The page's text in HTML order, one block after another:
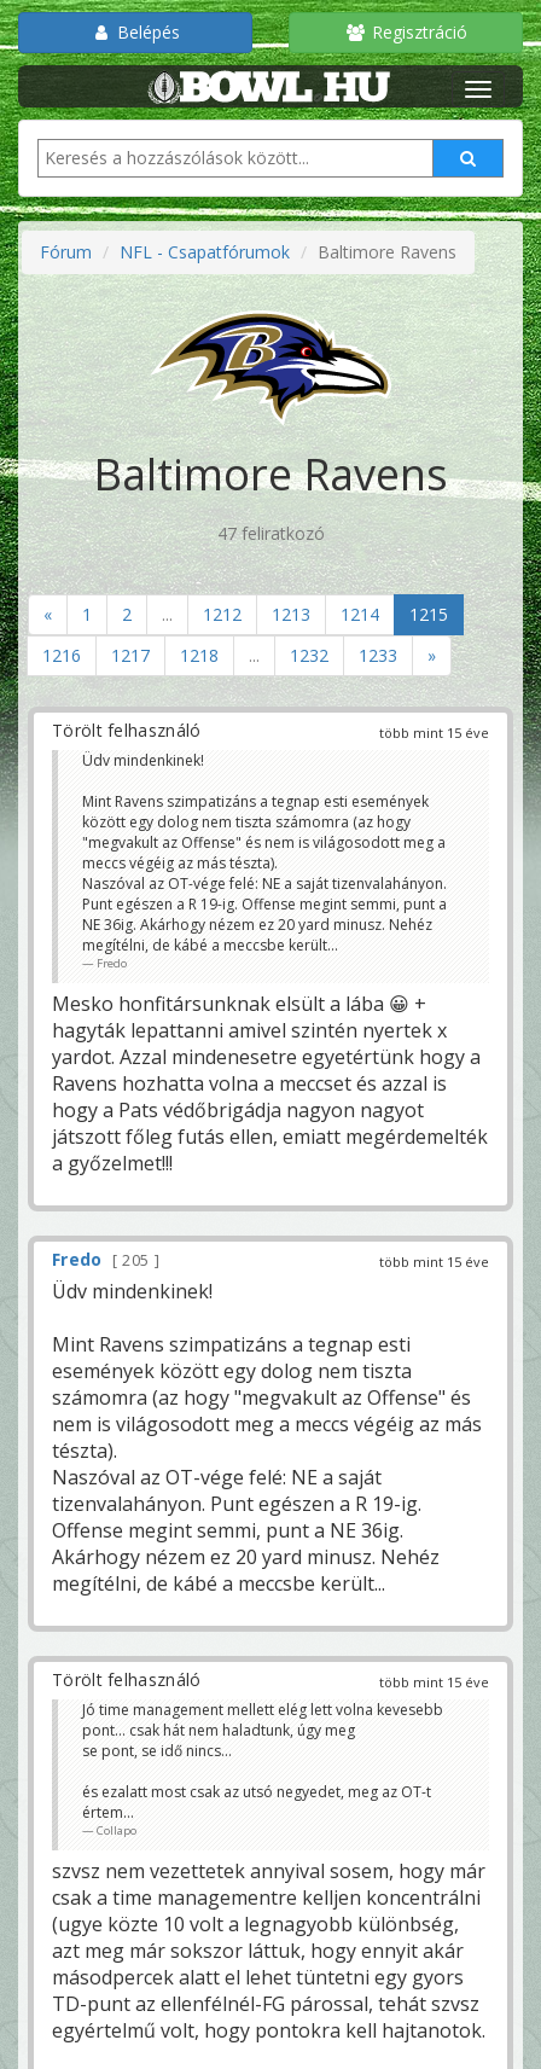
Belépés Regisztráció
Fórum NFL - Csapatfórumok Baltimore Ravens
Baltimore Ravens
47 feliratkozó
« 1 2 ... 1212 1213 1214
1215
1216
1217 1218 ... 1232 1233 »
több mint 15 éve
Törölt felhasználó
Üdv mindenkinek!
Mint Ravens szimpatizáns a tegnap esti események
között egy dolog nem tiszta számomra (az hogy
"megvakult az Offense" és nem is világosodott meg a
meccs végéig az más tészta).
Naszóval az OT-vége felé: NE a saját tizenvalahányon.
Punt egészen a R 19-ig. Offense megint semmi, punt a
NE 36ig. Akárhogy nézem ez 20 yard minusz. Nehéz
megítélni, de kábé a meccsbe került...
Fredo
Mesko honfitársunknak elsült a lába 😀 +
hagyták lepattanni amivel szintén nyertek x
yardot. Azzal mindenesetre egyetértünk hogy a
Ravens hozhatta volna a meccset és azzal is
hogy a Pats védőbrigádja nagyon nagyot
játszott főleg futás ellen, emiatt megérdemelték
a győzelmet!!!
több mint 15 éve
Fredo 205
Üdv mindenkinek!
Mint Ravens szimpatizáns a tegnap esti
események között egy dolog nem tiszta
számomra (az hogy "megvakult az Offense" és
nem is világosodott meg a meccs végéig az más
tészta).
Naszóval az OT-vége felé: NE a saját
tizenvalahányon. Punt egészen a R 19-ig.
Offense megint semmi, punt a NE 36ig.
Akárhogy nézem ez 20 yard minusz. Nehéz
megítélni, de kábé a meccsbe került...
több mint 15 éve
Törölt felhasználó
Jó time management mellett elég lett volna kevesebb
pont... csak hát nem haladtunk, úgy meg
se pont, se idő nincs...
és ezalatt most csak az utsó negyedet, meg az OT-t
értem...
Collapo
szvsz nem vezettetek annyival sosem, hogy már
csak a time managementre kelljen koncentrálni
(ugye közte 10 volt a legnagyobb különbség,
azt meg már sokszor láttuk, hogy ennyit akár
másodpercek alatt el lehet tüntetni egy gyors
TD-punt az ellenfélnél-FG párossal, tehát szvsz
egyértelmű volt, hogy pontokra kell hajtanotok.